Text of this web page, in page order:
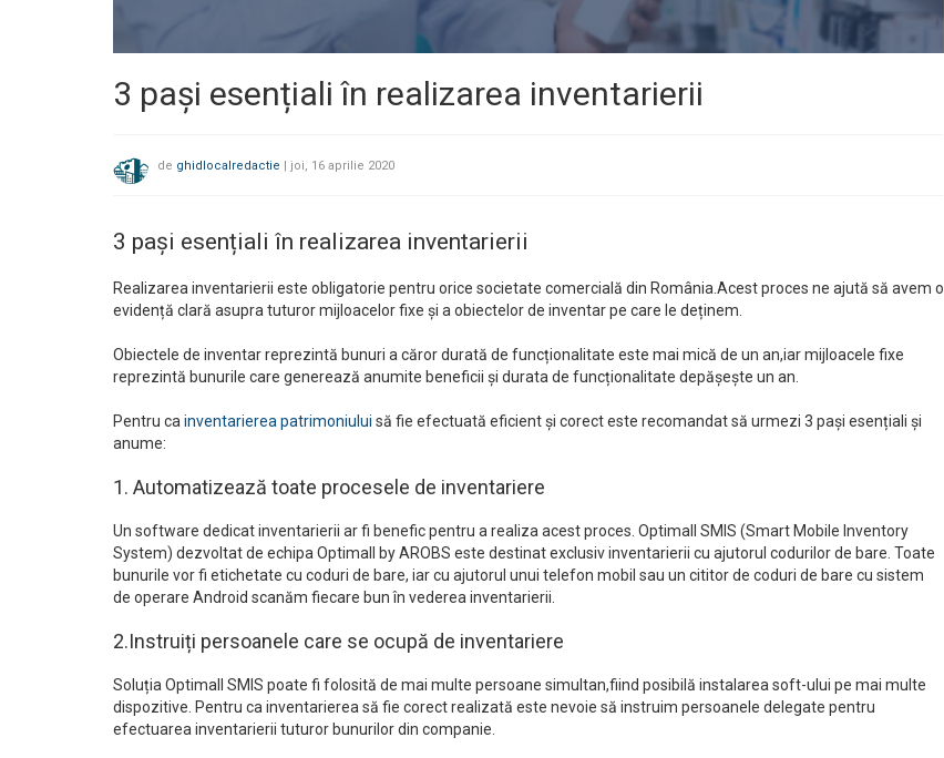
3 pași esențiali în realizarea inventarierii
de ghidlocalredactie | joi, 16 aprilie 2020
3 pași esențiali în realizarea inventarierii
Realizarea inventarierii este obligatorie pentru orice societate comercială din România.Acest proces ne ajută să avem o
evidență clară asupra tuturor mijloacelor fixe și a obiectelor de inventar pe care le deținem.
Obiectele de inventar reprezintă bunuri a căror durată de funcționalitate este mai mică de un an,iar mijloacele fixe
reprezintă bunurile care generează anumite beneficii și durata de funcționalitate depășește un an.
Pentru ca inventarierea patrimoniului să fie efectuată eficient și corect este recomandat să urmezi 3 pași esențiali și
anume:
1. Automatizează toate procesele de inventariere
Un software dedicat inventarierii ar fi benefic pentru a realiza acest proces. Optimall SMIS (Smart Mobile Inventory
System) dezvoltat de echipa Optimall by AROBS este destinat exclusiv inventarierii cu ajutorul codurilor de bare. Toate
bunurile vor fi etichetate cu coduri de bare, iar cu ajutorul unui telefon mobil sau un cititor de coduri de bare cu sistem
de operare Android scanăm fiecare bun în vederea inventarierii.
2.Instruiți persoanele care se ocupă de inventariere
Soluția Optimall SMIS poate fi folosită de mai multe persoane simultan,fiind posibilă instalarea soft-ului pe mai multe
dispozitive. Pentru ca inventarierea să fie corect realizată este nevoie să instruim persoanele delegate pentru
efectuarea inventarierii tuturor bunurilor din companie.